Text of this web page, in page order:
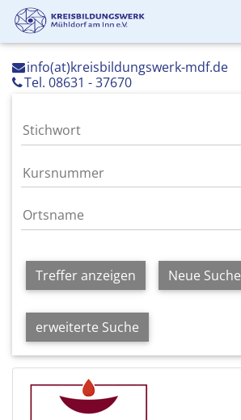
info(at)kreisbildungswerk-mdf.de
Tel. 08631 - 37670
Treffer anzeigen Neue Suche
erweiterte Suche